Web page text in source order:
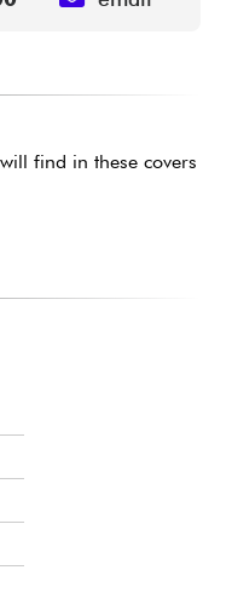
find in these covers